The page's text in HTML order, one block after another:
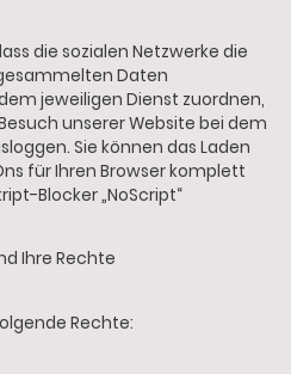
die sozialen Netzwerke die
Daten
jeweiligen Dienst zuordnen,
unserer Website bei dem
Sie können das Laden
für Ihren Browser komplett
Blocker „NoScript“
Ihre Rechte
Rechte: